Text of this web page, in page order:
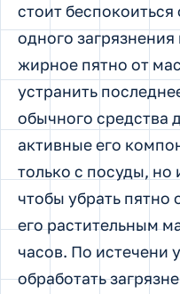
стоит
одного загрязнения
жирное пятно от
устранить
обычного средства
активные его
только с посуды,
чтобы убрать пятно
его растительным
часов. По истечени
обработать